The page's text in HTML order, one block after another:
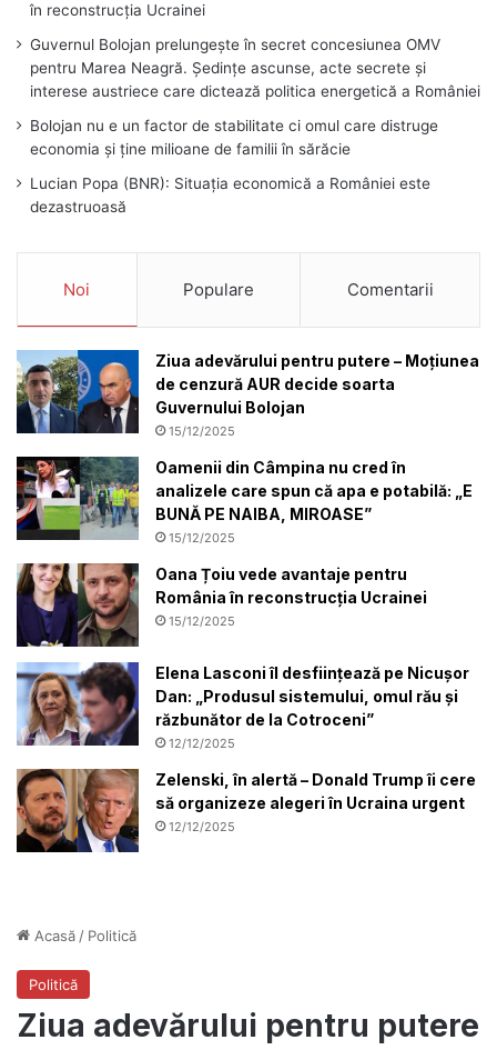
în reconstrucția Ucrainei
Guvernul Bolojan prelungește în secret concesiunea OMV
pentru Marea Neagră. Ședințe ascunse, acte secrete și
interese austriece care dictează politica energetică a României
Bolojan nu e un factor de stabilitate ci omul care distruge
economia și ține milioane de familii în sărăcie
Lucian Popa (BNR): Situația economică a României este
dezastruoasă
Noi Populare Comentarii
Ziua adevărului pentru putere – Moțiunea
de cenzură AUR decide soarta
Guvernului Bolojan
15/12/2025
Oamenii din Câmpina nu cred în
analizele care spun că apa e potabilă: „E
BUNĂ PE NAIBA, MIROASE”
15/12/2025
Oana Țoiu vede avantaje pentru
România în reconstrucția Ucrainei
15/12/2025
Elena Lasconi îl desființează pe Nicușor
Dan: „Produsul sistemului, omul rău și
răzbunător de la Cotroceni”
12/12/2025
Zelenski, în alertă – Donald Trump îi cere
să organizeze alegeri în Ucraina urgent
12/12/2025